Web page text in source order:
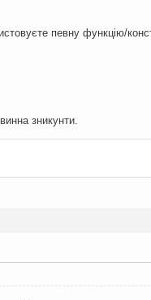
певну функцію/
зникунти.